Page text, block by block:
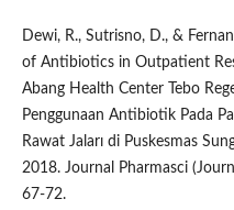
Dewi, R., Sutrisno, D., &
of Antibiotics in Outpatient
Abang Health Center Tebo
Penggunaan Antibiotik Pada
Rawat Jaları di Puskesmas
2018. Journal Pharmasci
67-72.